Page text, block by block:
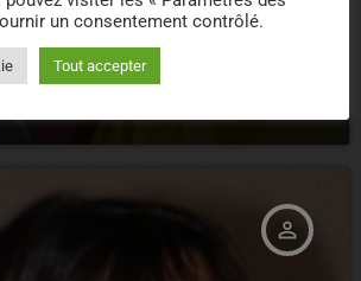
person_outline
un consentement contrôlé.
Tout accepter